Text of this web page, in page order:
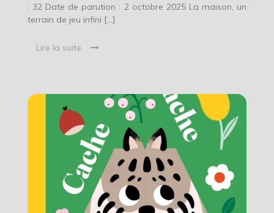
: 32 Date de parution : 2 octobre 2025 La maison, un
terrain de jeu infini […]
Lire la suite